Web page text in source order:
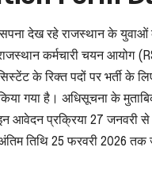
सपना देख रहे राजस्थान के
कर्मचारी चयन आयोग
के रिक्त पदों पर भर्ती के
गया है। अधिसूचना के
आवेदन प्रक्रिया 27 जनवरी से
अंतिम तिथि 25 फरवरी 2026 तक